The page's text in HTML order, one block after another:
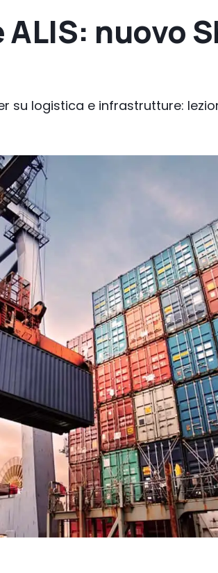
nuovo
su logistica e infrastrutture: